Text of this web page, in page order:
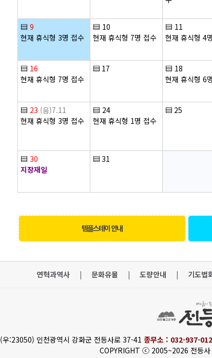
▤ 9
현재 휴식형 3명 접수
▤ 10
현재 휴식형 7명 접수
▤ 11
현재 휴식형 4
▤ 16
현재 휴식형 7명 접수
▤ 17 ▤ 18
현재 휴식형 6
▤ 23 (음)7.11
현재 휴식형 3명 접수
▤ 24
현재 휴식형 1명 접수
▤ 25
▤ 30
지장재일
▤ 31
템플스테이 안내
연혁과역사 | 문화유물 | 도량안내 | 기도법
(우:23050) 인천광역시 강화군 전등사로 37-41 종무소 : 032-937-
COPYRIGHT ⓒ 2005~2026 전등